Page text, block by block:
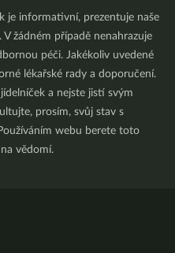
je informativní, prezentuje naše
žádném případě nenahrazuje
péči. Jakékoliv uvedené
lékařské rady a doporučení.
a nejste jistí svým
prosím, svůj stav s
webu berete toto
vědomí.